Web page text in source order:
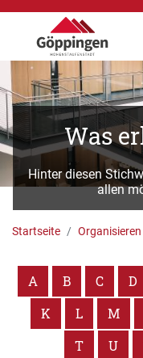
Was
Hinter diesen
allen
Startseite Organisieren
A B C D
K
L M
T
U